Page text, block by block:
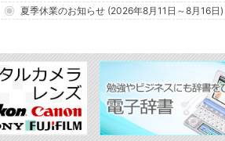
夏季休業のお知らせ (2026年8月11日～8月16日)